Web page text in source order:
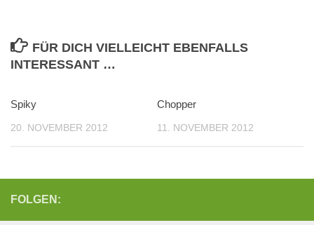
FÜR DICH VIELLEICHT EBENFALLS
INTERESSANT …
Spiky
20. NOVEMBER 2012
Chopper
11. NOVEMBER 2012
FOLGEN: